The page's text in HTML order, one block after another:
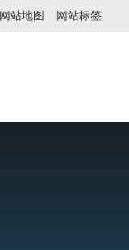
网站地图 网站标签